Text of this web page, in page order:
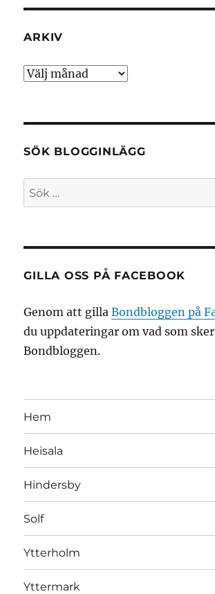
ARKIV
Arkiv
SÖK BLOGGINLÄGG
Sök
efter:
GILLA OSS PÅ FACEBOOK
Genom att gillaBondbloggen på
du uppdateringar om vad som
Bondbloggen.
Hem
Heisala
Hindersby
Solf
Ytterholm
Yttermark